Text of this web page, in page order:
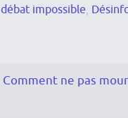
débat impossible,
ne pas